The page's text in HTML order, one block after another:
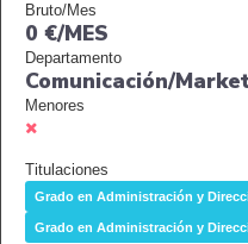
Bruto/Mes
0 €/MES
Departamento
Comunicación/
Menores
Titulaciones
Grado en Administración y
Grado en Administración y